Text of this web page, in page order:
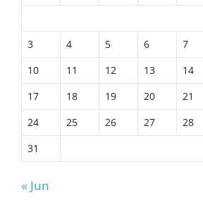
3
4 5 6 7
10
11 12 13 14
17
18 19 20 21
24
25 26 27 28
31
« Jun